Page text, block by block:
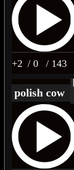
+2 / 0 / 143
polish cow